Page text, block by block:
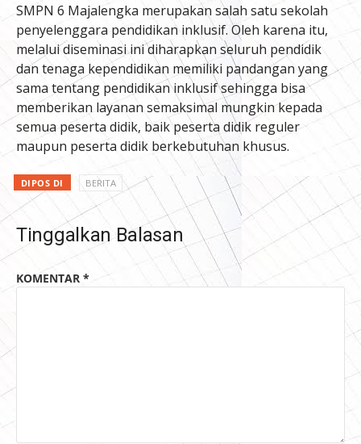
SMPN 6 Majalengka merupakan salah satu sekolah
penyelenggara pendidikan inklusif. Oleh karena itu,
melalui diseminasi ini diharapkan seluruh pendidik
dan tenaga kependidikan memiliki pandangan yang
sama tentang pendidikan inklusif sehingga bisa
memberikan layanan semaksimal mungkin kepada
semua peserta didik, baik peserta didik reguler
maupun peserta didik berkebutuhan khusus.
DIPOS DI BERITA
Tinggalkan Balasan
KOMENTAR *